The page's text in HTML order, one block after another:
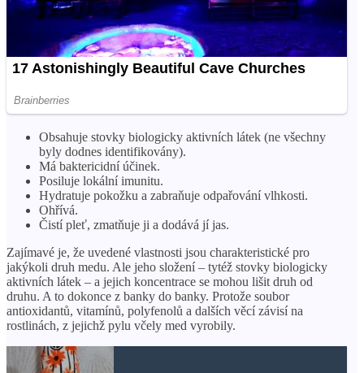
Obsahuje stovky biologicky aktivních látek (ne všechny
byly dodnes identifikovány).
Má baktericidní účinek.
Posiluje lokální imunitu.
Hydratuje pokožku a zabraňuje odpařování vlhkosti.
Ohřívá.
Čistí pleť, zmatňuje ji a dodává jí jas.
Zajímavé je, že uvedené vlastnosti jsou charakteristické pro
jakýkoli druh medu. Ale jeho složení – tytéž stovky biologicky
aktivních látek – a jejich koncentrace se mohou lišit druh od
druhu. A to dokonce z banky do banky. Protože soubor
antioxidantů, vitamínů, polyfenolů a dalších věcí závisí na
rostlinách, z jejichž pylu včely med vyrobily.